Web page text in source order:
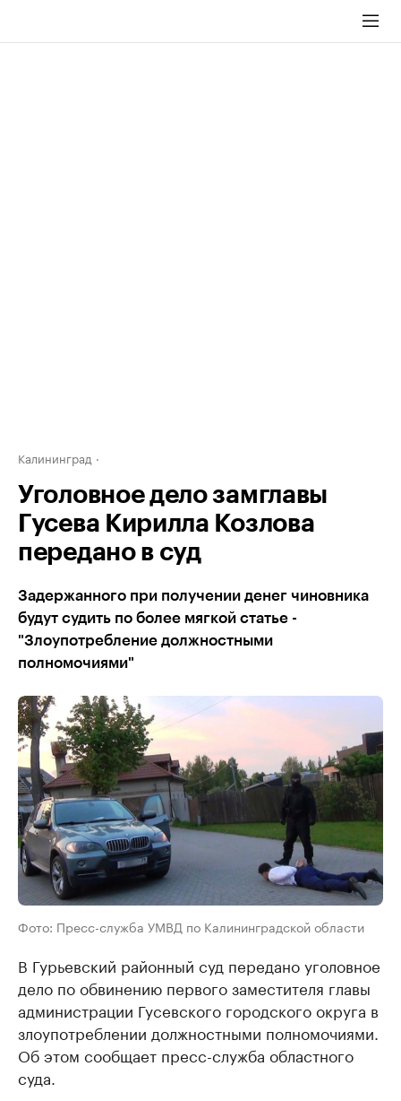
Калининград
Уголовное дело замглавы
Гусева Кирилла Козлова
передано в суд
Задержанного при получении денег чиновника
будут судить по более мягкой статье -
"Злоупотребление должностными
полномочиями"
Фото: Пресс-служба УМВД по Калининградской области
В Гурьевский районный суд передано уголовное
дело по обвинению первого заместителя главы
администрации Гусевского городского округа в
злоупотреблении должностными полномочиями.
Об этом сообщает пресс-служба областного
суда.